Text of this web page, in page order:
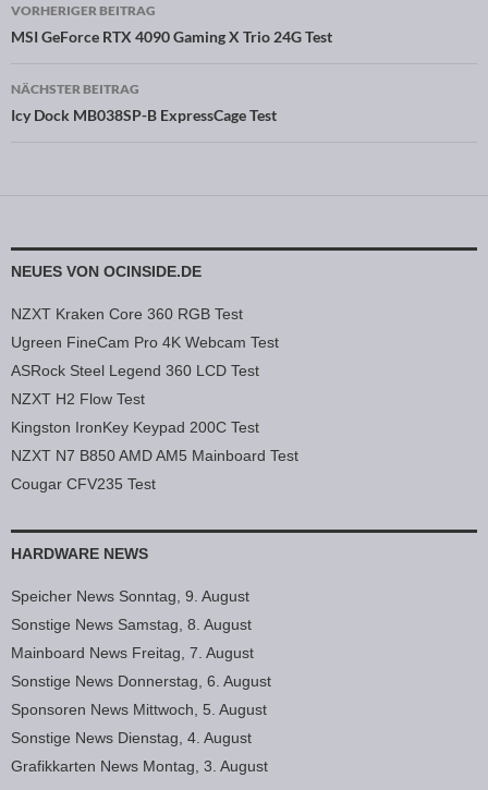
Beitragsnavigation
VORHERIGER BEITRAG
MSI GeForce RTX 4090 Gaming X Trio 24G Test
NÄCHSTER BEITRAG
Icy Dock MB038SP-B ExpressCage Test
NEUES VON OCINSIDE.DE
NZXT Kraken Core 360 RGB Test
Ugreen FineCam Pro 4K Webcam Test
ASRock Steel Legend 360 LCD Test
NZXT H2 Flow Test
Kingston IronKey Keypad 200C Test
NZXT N7 B850 AMD AM5 Mainboard Test
Cougar CFV235 Test
HARDWARE NEWS
Speicher News Sonntag, 9. August
Sonstige News Samstag, 8. August
Mainboard News Freitag, 7. August
Sonstige News Donnerstag, 6. August
Sponsoren News Mittwoch, 5. August
Sonstige News Dienstag, 4. August
Grafikkarten News Montag, 3. August